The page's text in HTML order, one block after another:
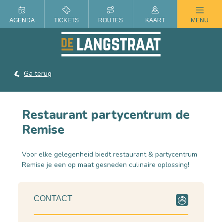
ZOMER IN DE LANGSTRAAT
Ga terug
Restaurant partycentrum de
Remise
Voor elke gelegenheid biedt restaurant & partycentrum
Remise je een op maat gesneden culinaire oplossing!
CONTACT
AGENDA TICKETS ROUTES KAART MENU